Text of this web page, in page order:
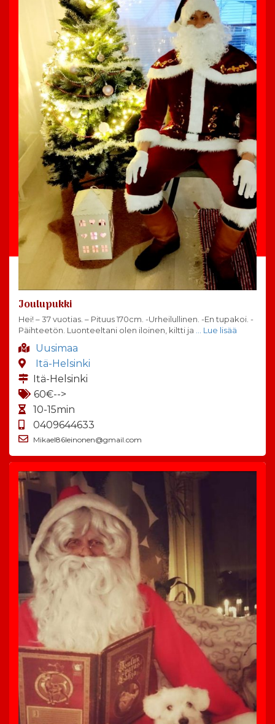
Joulupukki
Hei! – 37 vuotias. – Pituus 170cm. -Urheilullinen. -En tupakoi. -
Päihteetön. Luonteeltani olen iloinen, kiltti ja … Lue lisää
Uusimaa
Itä-Helsinki
Itä-Helsinki
60€-->
10-15min
0409644633
Mikael86leinonen@gmail.com